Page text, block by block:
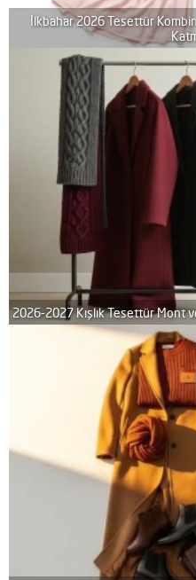
İlkbahar 2026 Tesettür
2026-2027 Kışlık Tesettür Mont